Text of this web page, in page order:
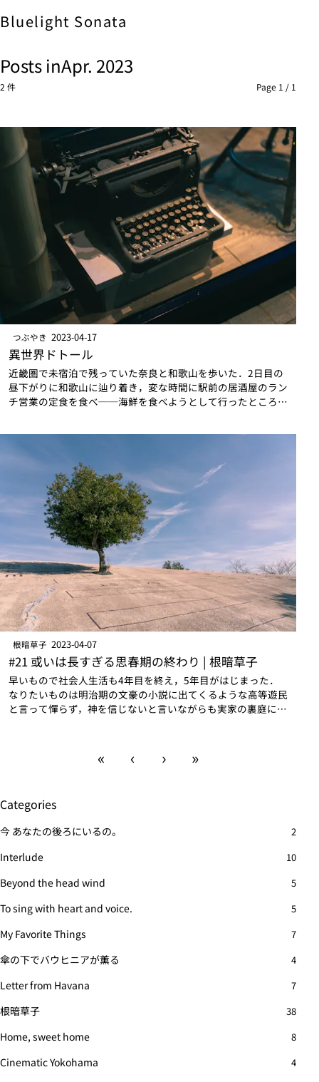
Bluelight Sonata
Posts inApr. 2023
2 件 Page 1 / 1
つぶやき 2023-04-17
異世界ドトール
近畿圏で未宿泊で残っていた奈良と和歌山を歩いた．2日目の
昼下がりに和歌山に辿り着き，変な時間に駅前の居酒屋のラン
チ営業の定食を食べ──海鮮を食べようとして行ったところが
根暗草子 2023-04-07
#21 或いは長すぎる思春期の終わり | 根暗草子
早いもので社会人生活も4年目を終え，5年目がはじまった．
なりたいものは明治期の文豪の小説に出てくるような高等遊民
と言って憚らず，神を信じないと言いながらも実家の裏庭に油
« ‹ › »
Categories
今 あなたの後ろにいるの。 2
Interlude 10
Beyond the head wind 5
To sing with heart and voice. 5
My Favorite Things 7
傘の下でバウヒニアが薫る 4
Letter from Havana 7
根暗草子 38
Home, sweet home 8
Cinematic Yokohama 4